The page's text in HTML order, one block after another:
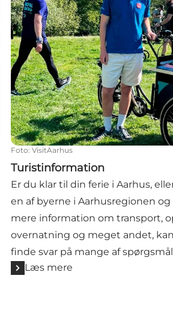
Foto: VisitAarhus
Turistinformation
Er du klar til din ferie i Aarhus,
en af byerne i Aarhusregionen
mere information om transport,
overnatning og meget andet,
finde svar på mange af
Læs mere